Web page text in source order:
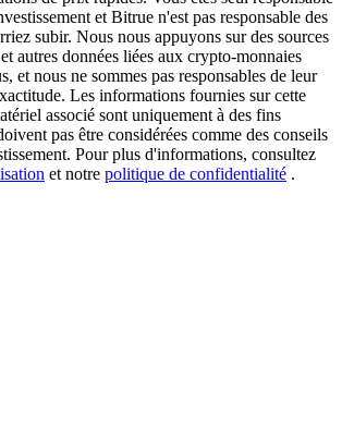
Fest
Win 200,000 USDT
et Bitrue n'est pas responsable des
subir. Nous nous appuyons sur des sources
autres données liées aux crypto-monnaies
et nous ne sommes pas responsables de leur
Les informations fournies sur cette
associé sont uniquement à des fins
pas être considérées comme des conseils
Pour plus d'informations, consultez
et notre politique de confidentialité .